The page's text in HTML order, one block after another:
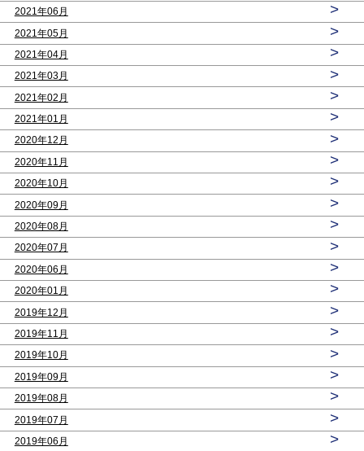
2021年06月 >
2021年05月 >
2021年04月 >
2021年03月 >
2021年02月 >
2021年01月 >
2020年12月 >
2020年11月 >
2020年10月 >
2020年09月 >
2020年08月 >
2020年07月 >
2020年06月 >
2020年01月 >
2019年12月 >
2019年11月 >
2019年10月 >
2019年09月 >
2019年08月 >
2019年07月 >
2019年06月 >